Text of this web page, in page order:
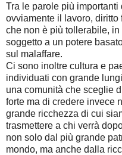
Tra le parole più importanti
ovviamente il lavoro,
che non è più tollerabile,
soggetto a un potere
sul malaffare.
Ci sono inoltre cultura e
individuati con grande
una comunità che sceglie
forte ma di credere invece
grande ricchezza di cui
trasmettere a chi verrà
non solo dal più grande
mondo, ma anche dalla